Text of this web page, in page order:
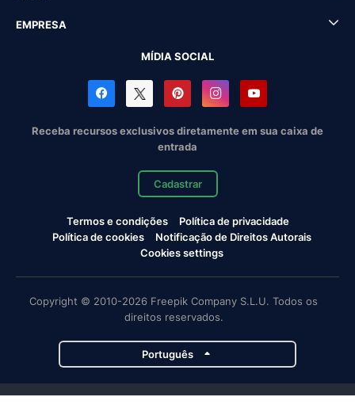
EMPRESA
MÍDIA SOCIAL
Receba recursos exclusivos diretamente em sua caixa de
entrada
Cadastrar
Termos e condições
Política de privacidade
Política de cookies
Notificação de Direitos Autorais
Cookies settings
Copyright © 2010-2026 Freepik Company S.L.U. Todos os
direitos reservados.
Português